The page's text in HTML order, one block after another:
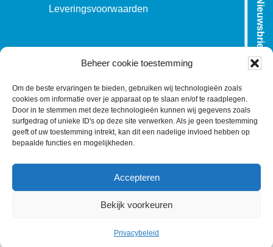
Beheer cookie toestemming
Om de beste ervaringen te bieden, gebruiken wij technologieën zoals
cookies om informatie over je apparaat op te slaan en/of te raadplegen.
Door in te stemmen met deze technologieën kunnen wij gegevens zoals
surfgedrag of unieke ID's op deze site verwerken. Als je geen toestemming
geeft of uw toestemming intrekt, kan dit een nadelige invloed hebben op
bepaalde functies en mogelijkheden.
Accepteren
Bekijk voorkeuren
Privacybeleid
Leveringsvoorwaarden
VOLG ONS OP:
L
i
n
T
w
i
F
a
c
o
Y
o
u
b
C
o
n
Partners
Nieuwsbrief